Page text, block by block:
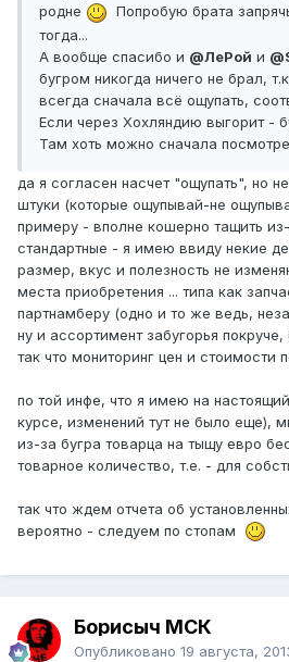
родне
Попробую брата
тогда...
А вообще спасибо и @ЛеРой и
бугром никогда ничего не брал,
всегда сначала всё ощупать,
Если через Хохляндию выгорит -
Там хоть можно сначала
да я согласен насчет "ощупать", но
штуки (которые ощупывай-не
примеру - вполне кошерно тащить
стандартные - я имею ввиду некие
размер, вкус и полезность не
места приобретения ... типа как
партнамберу (одно и то же ведь,
ну и ассортимент забугорья покруче,
так что мониторинг цен и стоимости
по той инфе, что я имею на
курсе, изменений тут не было еще),
из-за бугра товарца на тыщу евро
товарное количество, т.е. - для
так что ждем отчета об
вероятно - следуем по стопам
Борисыч МСК
Опубликовано 19 августа,